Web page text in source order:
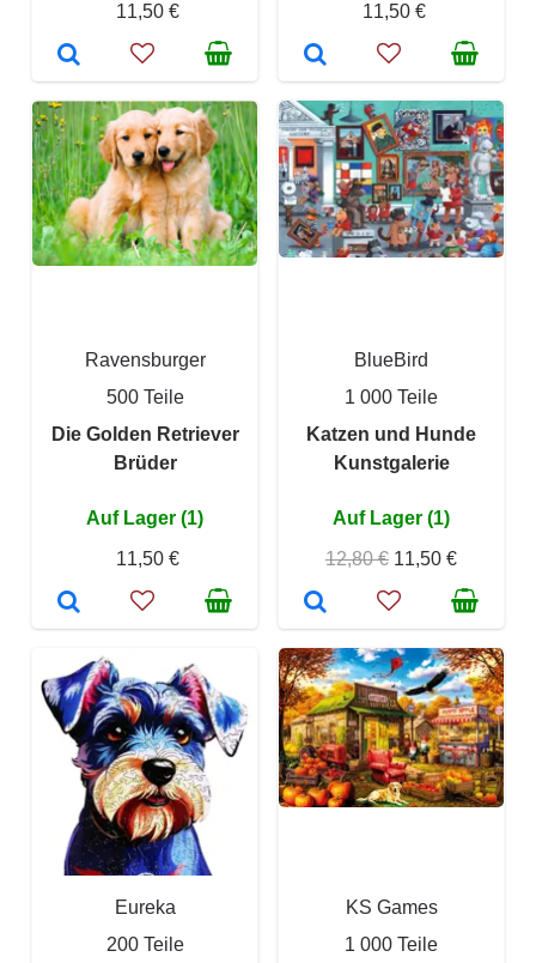
11,50 €
11,50 €
Ravensburger
500 Teile
Die Golden Retriever
Brüder
Auf Lager (1)
11,50 €
BlueBird
1 000 Teile
Katzen und Hunde
Kunstgalerie
Auf Lager (1)
12,80 € 11,50 €
Eureka
200 Teile
KS Games
1 000 Teile